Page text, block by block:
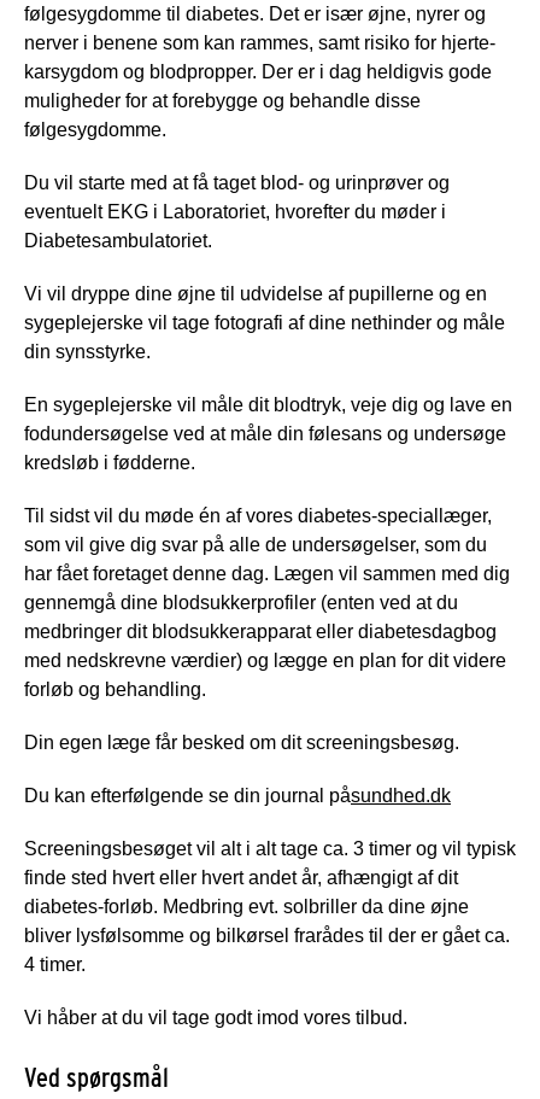
følgesygdomme til diabetes. Det er især øjne, nyrer og
nerver i benene som kan rammes, samt risiko for hjerte-
karsygdom og blodpropper. Der er i dag heldigvis gode
muligheder for at forebygge og behandle disse
følgesygdomme.
Du vil starte med at få taget blod- og urinprøver og
eventuelt EKG i Laboratoriet, hvorefter du møder i
Diabetesambulatoriet.
Vi vil dryppe dine øjne til udvidelse af pupillerne og en
sygeplejerske vil tage fotografi af dine nethinder og måle
din synsstyrke.
En sygeplejerske vil måle dit blodtryk, veje dig og lave en
fodundersøgelse ved at måle din følesans og undersøge
kredsløb i fødderne.
Til sidst vil du møde én af vores diabetes-speciallæger,
som vil give dig svar på alle de undersøgelser, som du
har fået foretaget denne dag. Lægen vil sammen med dig
gennemgå dine blodsukkerprofiler (enten ved at du
medbringer dit blodsukkerapparat eller diabetesdagbog
med nedskrevne værdier) og lægge en plan for dit videre
forløb og behandling.
Din egen læge får besked om dit screeningsbesøg.
Du kan efterfølgende se din journal påsundhed.dk
Screeningsbesøget vil alt i alt tage ca. 3 timer og vil typisk
finde sted hvert eller hvert andet år, afhængigt af dit
diabetes-forløb. Medbring evt. solbriller da dine øjne
bliver lysfølsomme og bilkørsel frarådes til der er gået ca.
4 timer.
Vi håber at du vil tage godt imod vores tilbud.
Ved spørgsmål